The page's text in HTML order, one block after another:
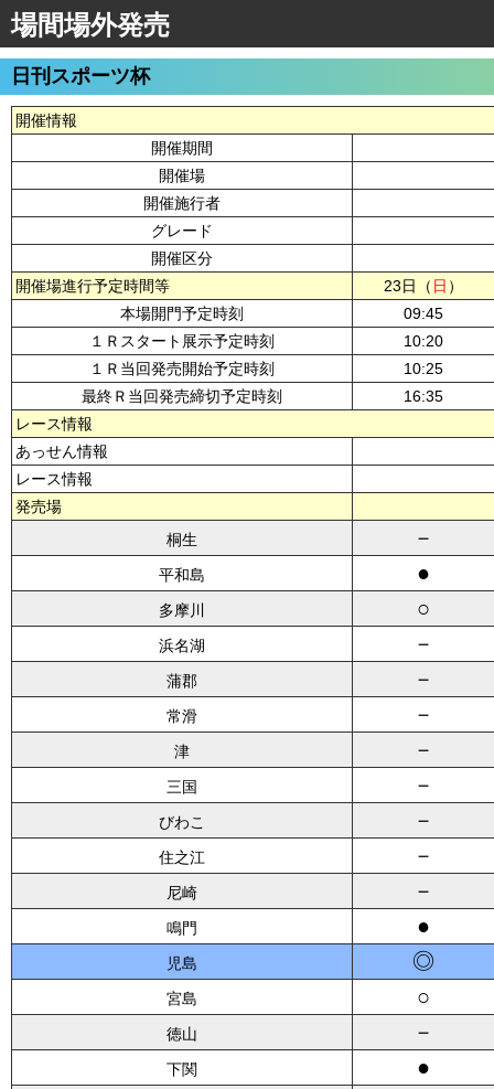
場間場外発売
日刊スポーツ杯
開催情報
開催期間
開催場
開催施行者
グレード
開催区分
開催場進行予定時間等
23日（ 日 ）
本場開門予定時刻
09:45
１Ｒスタート展示予定時刻
10:20
１Ｒ当回発売開始予定時刻
10:25
最終Ｒ当回発売締切予定時刻
16:35
レース情報
あっせん情報
レース情報
発売場
桐生
－
平和島 ●
多摩川 ○
浜名湖 －
蒲郡 －
常滑 －
津 －
三国 －
びわこ －
住之江 －
尼崎 －
鳴門 ●
児島 ◎
宮島 ○
徳山 －
下関 ●